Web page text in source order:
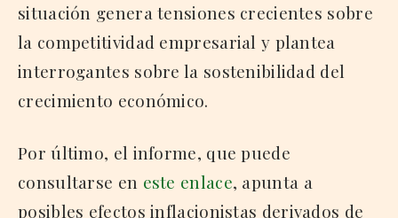
situación genera tensiones crecientes sobre
la competitividad empresarial y plantea
interrogantes sobre la sostenibilidad del
crecimiento económico.
Por último, el informe, que puede
consultarse en este enlace, apunta a
posibles efectos inflacionistas derivados de